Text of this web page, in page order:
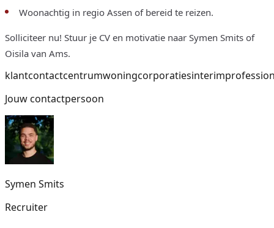
Woonachtig in regio Assen of bereid te reizen.
Solliciteer nu! Stuur je CV en motivatie naar Symen Smits of
Oisila van Ams.
klantcontactcentrumwoningcorporatiesinterim
Jouw contactpersoon
Symen Smits
Recruiter